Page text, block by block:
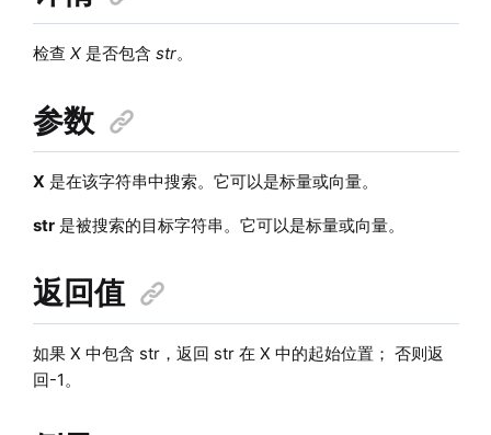
检查 X是否包含 str。
参数
X 是在该字符串中搜索。它可以是标量或向量。
str是被搜索的目标字符串。它可以是标量或向量。
返回值
如果 X 中包含 str，返回 str 在 X 中的起始位置； 否则返
回-1。